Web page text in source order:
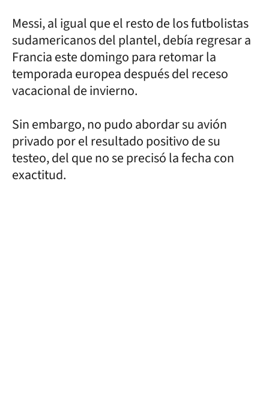
Messi, al igual que el resto de los futbolistas
sudamericanos del plantel, debía regresar a
Francia este domingo para retomar la
temporada europea después del receso
vacacional de invierno.
Sin embargo, no pudo abordar su avión
privado por el resultado positivo de su
testeo, del que no se precisó la fecha con
exactitud.